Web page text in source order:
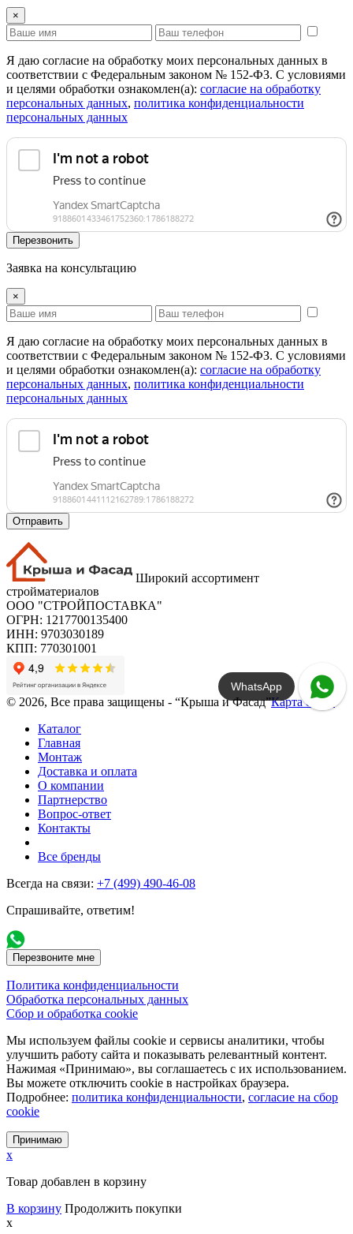
×
Я даю согласие на обработку моих персональных данных в
соответствии с Федеральным законом № 152-ФЗ. С условиями
и целями обработки ознакомлен(а): cогласие на обработку
персональных данных, политика конфиденциальности
персональных данных
Перезвонить
Заявка на консультацию
×
Я даю согласие на обработку моих персональных данных в
соответствии с Федеральным законом № 152-ФЗ. С условиями
и целями обработки ознакомлен(а): cогласие на обработку
персональных данных, политика конфиденциальности
персональных данных
Отправить
Широкий ассортимент
стройматериалов
ООО "СТРОЙПОСТАВКА"
ОГРН: 1217700135400
ИНН: 9703030189
КПП: 770301001
© 2026, Все права защищены - “Крыша и Фасад”Карта сайта
Каталог
Главная
Монтаж
Доставка и оплата
О компании
Партнерство
Вопрос-ответ
Контакты
Все бренды
Всегда на связи: +7 (499) 490-46-08
Спрашивайте, ответим!
Перезвоните мне
Политика конфиденциальности
Обработка персональных данных
Сбор и обработка cookie
Мы используем файлы cookie и сервисы аналитики, чтобы
улучшить работу сайта и показывать релевантный контент.
Нажимая «Принимаю», вы соглашаетесь с их использованием.
Вы можете отключить cookie в настройках браузера.
Подробнее: политика конфиденциальности, согласие на сбор
cookie
Принимаю
x
Товар добавлен в корзину
В корзину Продолжить покупки
x
WhatsApp